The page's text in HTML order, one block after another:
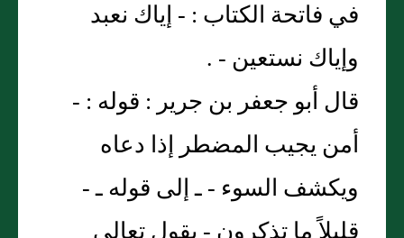
في فاتحة الكتاب : - إياك نعبد
وإياك نستعين - .
قال أبو جعفر بن جرير : قوله : -
أمن يجيب المضطر إذا دعاه
ويكشف السوء - ـ إلى قوله ـ -